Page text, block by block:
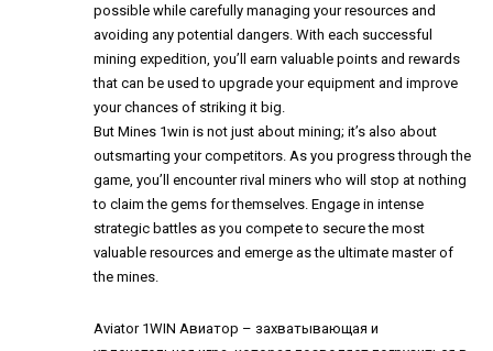
possible while carefully managing your resources and
avoiding any potential dangers. With each successful
mining expedition, you’ll earn valuable points and rewards
that can be used to upgrade your equipment and improve
your chances of striking it big.
But Mines 1win is not just about mining; it’s also about
outsmarting your competitors. As you progress through the
game, you’ll encounter rival miners who will stop at nothing
to claim the gems for themselves. Engage in intense
strategic battles as you compete to secure the most
valuable resources and emerge as the ultimate master of
the mines.
Aviator 1WIN Авиатор – захватывающая и